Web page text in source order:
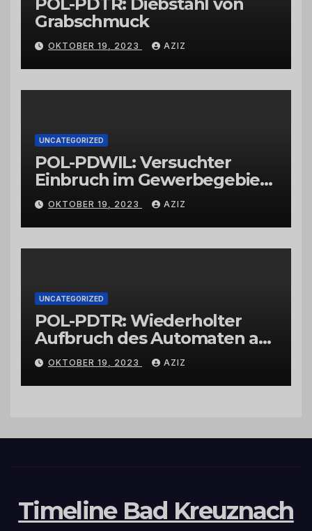
Grabschmuck
OKTOBER 19, 2023 AZIZ
UNCATEGORIZED
POL-PDWIL: Versuchter
Einbruch im Gewerbegebiet
Wittlich
OKTOBER 19, 2023 AZIZ
UNCATEGORIZED
POL-PDTR: Wiederholter
Aufbruch des Automaten am
Wohnmobilstellplatz in
Hermeskeil am Labachweg
OKTOBER 19, 2023 AZIZ
Timeline Bad Kreuznach